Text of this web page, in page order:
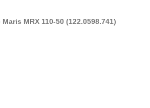
MRX 110-50 (122.0598.741)